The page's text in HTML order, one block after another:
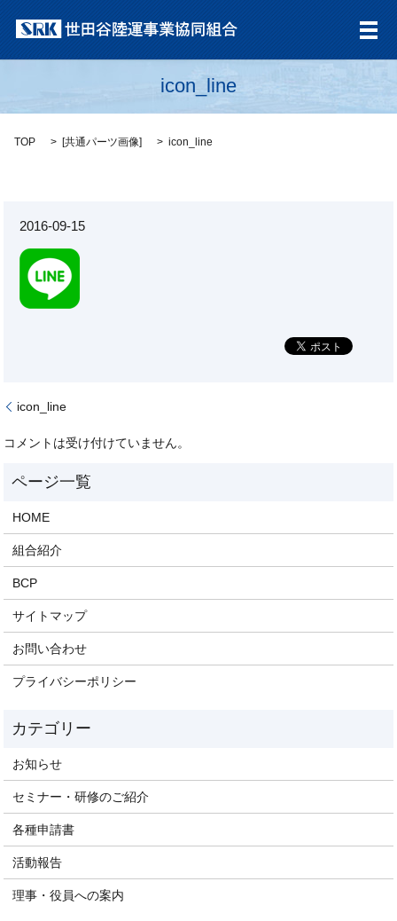
メ
icon_line
TOP [共通パーツ画像] icon_line
2016-09-15
icon_line
コメントは受け付けていません。
HOME
組合紹介
BCP
サイトマップ
お問い合わせ
プライバシーポリシー
お知らせ
セミナー・研修のご紹介
各種申請書
活動報告
理事・役員への案内